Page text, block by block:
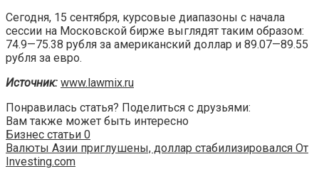
Сегодня, 15 сентября, курсовые диапазоны с начала
сессии на Московской бирже выглядят таким образом:
74.9—75.38 рубля за американский доллар и 89.07—89.55
рубля за евро.
Источник: www.lawmix.ru
Понравилась статья? Поделиться с друзьями:
Вам также может быть интересно
Бизнес статьи 0
Валюты Азии приглушены, доллар стабилизировался От
Investing.com